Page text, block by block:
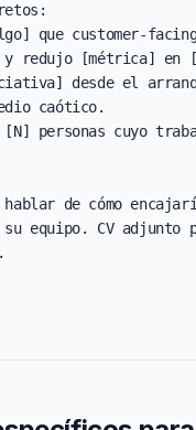
que customer-
y redujo [métrica] en
desde el
caótico.
personas cuyo
hablar de cómo
equipo. CV adjunto